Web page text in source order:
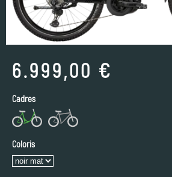
6.999,00 €
Cadres
Coloris